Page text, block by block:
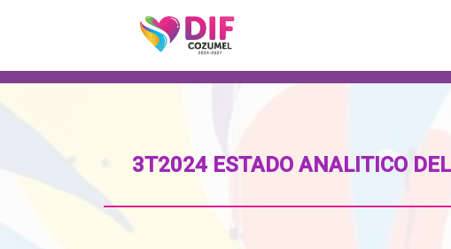
3T2024 ESTADO ANALITICO